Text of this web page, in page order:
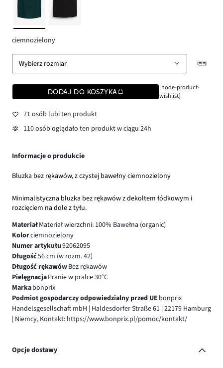
ciemnozielony
Wybierz rozmiar
DODAJ DO KOSZYKA
[node-product-
wishlist]
71 osób lubi ten produkt
110 osób oglądało ten produkt w ciągu 24h
Informacje o produkcie
Bluzka bez rękawów, z czystej bawełny ciemnozielony
Minimalistyczna bluzka bez rękawów z dekoltem łódkowym i
rozcięciem na dole z tyłu.
MateriałMateriał wierzchni: 100% Bawełna (organic)
Kolorciemnozielony
Numer artykułu92062095
Długość56 cm (w rozm. 42)
Długość rękawówBez rękawów
PielęgnacjaPranie w pralce 30°C
Markabonprix
Podmiot gospodarczy odpowiedzialny przed UE bonprix
Handelsgesellschaft mbH | Haldesdorfer Straße 61 | 22179 Hamburg
| Niemcy, Kontakt: https://www.bonprix.pl/pomoc/kontakt/
Opcje dostawy